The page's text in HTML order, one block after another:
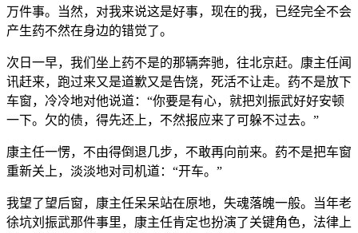
万件事。当然，对我来说这是好事，现在的我，已经完全不会
产生药不然在身边的错觉了。
次日一早，我们坐上药不是的那辆奔驰，往北京赶。康主任闻
讯赶来，跑过来又是道歉又是告饶，死活不让走。药不是放下
车窗，冷冷地对他说道：“你要是有心，就把刘振武好好安顿
一下。欠的债，得先还上，不然报应来了可躲不过去。”
康主任一愣，不由得倒退几步，不敢再向前来。药不是把车窗
重新关上，淡淡地对司机道：“开车。”
我望了望后窗，康主任呆呆站在原地，失魂落魄一般。当年老
徐坑刘振武那件事里，康主任肯定也扮演了关键角色，法律上